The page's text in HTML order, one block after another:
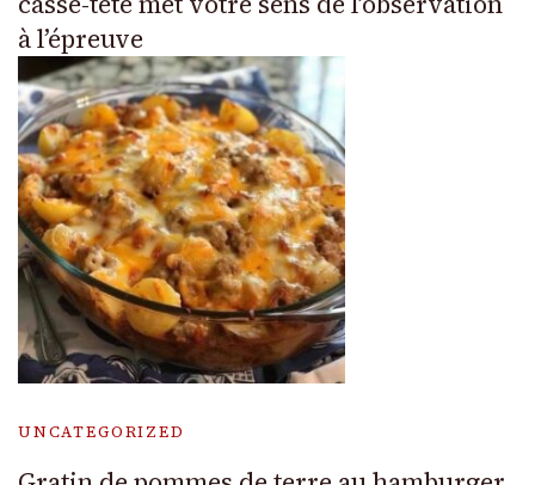
à l’épreuve
UNCATEGORIZED